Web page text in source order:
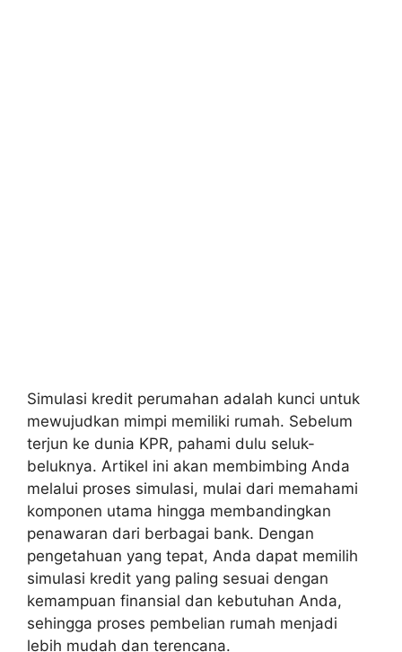
Simulasi kredit perumahan adalah kunci untuk
mewujudkan mimpi memiliki rumah. Sebelum
terjun ke dunia KPR, pahami dulu seluk-
beluknya. Artikel ini akan membimbing Anda
melalui proses simulasi, mulai dari memahami
komponen utama hingga membandingkan
penawaran dari berbagai bank. Dengan
pengetahuan yang tepat, Anda dapat memilih
simulasi kredit yang paling sesuai dengan
kemampuan finansial dan kebutuhan Anda,
sehingga proses pembelian rumah menjadi
lebih mudah dan terencana.